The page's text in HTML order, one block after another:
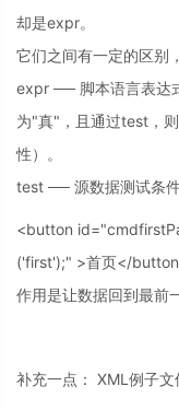
却是expr。
它们之间有一定的区别
expr ── 脚本语言表达
为"真"，且通过test，
性）。
test ── 源数据测试条件
<button
('first');" >首页</
作用是让数据回到最前
补充一点： XML例子